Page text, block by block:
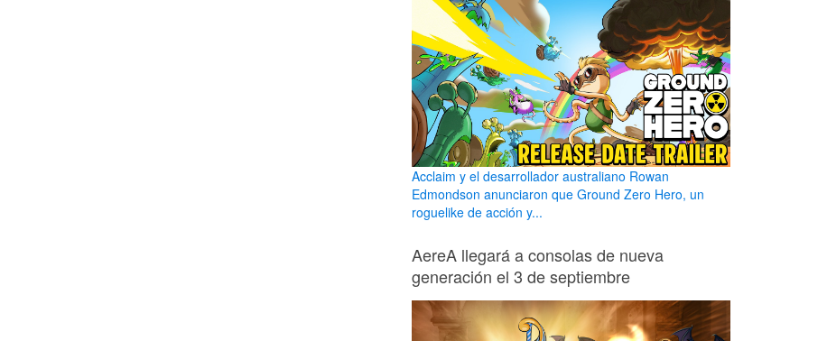
Acclaim y el desarrollador australiano Rowan
Edmondson anunciaron que Ground Zero Hero, un
roguelike de acción y...
AereA llegará a consolas de nueva
generación el 3 de septiembre